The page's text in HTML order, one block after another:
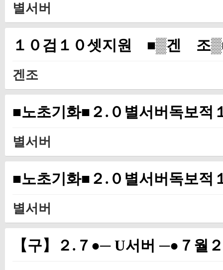
별서버
１０검１０셋지원 ■▒겐
겐조
■노초기화■２.０별서버독보
별서버
■노초기화■２.０별서버독보
별서버
【구】２.７●─ U서버 ─●７월